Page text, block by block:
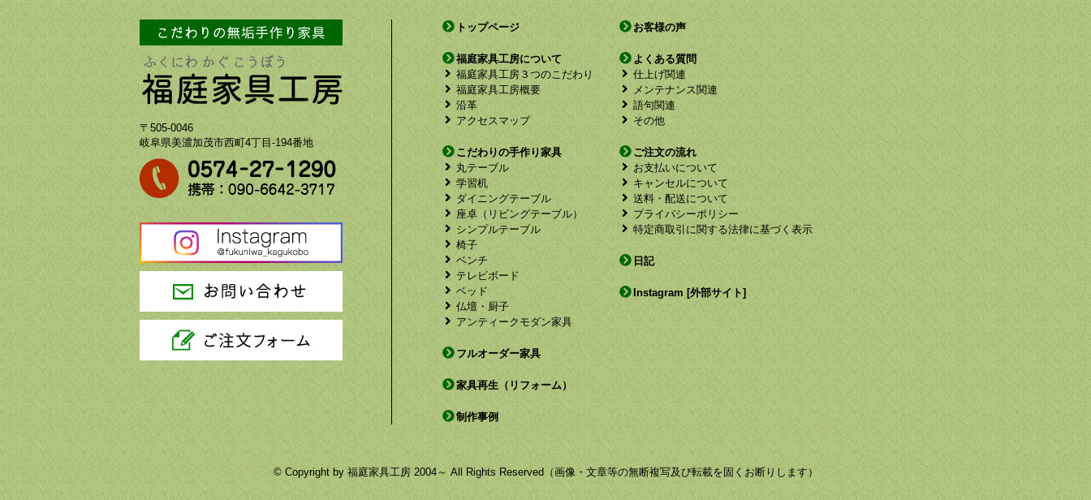
〒505-0046
岐阜県美濃加茂市西町4丁目-194番地
トップページ
福庭家具工房について
福庭家具工房３つのこだわり
福庭家具工房概要
沿革
アクセスマップ
こだわりの手作り家具
丸テーブル
学習机
ダイニングテーブル
座卓（リビングテーブル）
シンプルテーブル
椅子
ベンチ
テレビボード
ベッド
仏壇・厨子
アンティークモダン家具
フルオーダー家具
家具再生（リフォーム）
制作事例
お客様の声
よくある質問
仕上げ関連
メンテナンス関連
語句関連
その他
ご注文の流れ
お支払いについて
キャンセルについて
送料・配送について
プライバシーポリシー
特定商取引に関する法律に基づく表示
日記
Instagram [外部サイト]
© Copyright by 福庭家具工房 2004～ All Rights Reserved（画像・文章等の無断複写及び転載を固くお断りします）